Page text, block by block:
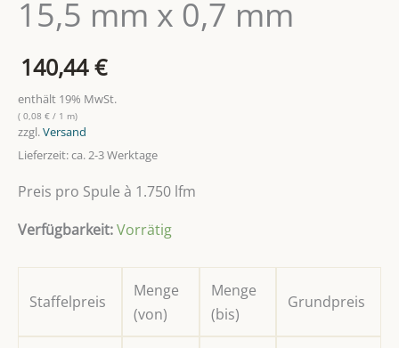
15,5 mm x 0,7 mm
140,44€
enthält 19% MwSt.
( 0,08 € / 1 m)
zzgl.Versand
Lieferzeit: ca. 2-3 Werktage
Preis pro Spule à 1.750 lfm
Verfügbarkeit:Vorrätig
Staffelpreis
Menge
(von)
Menge
(bis)
Grundpreis